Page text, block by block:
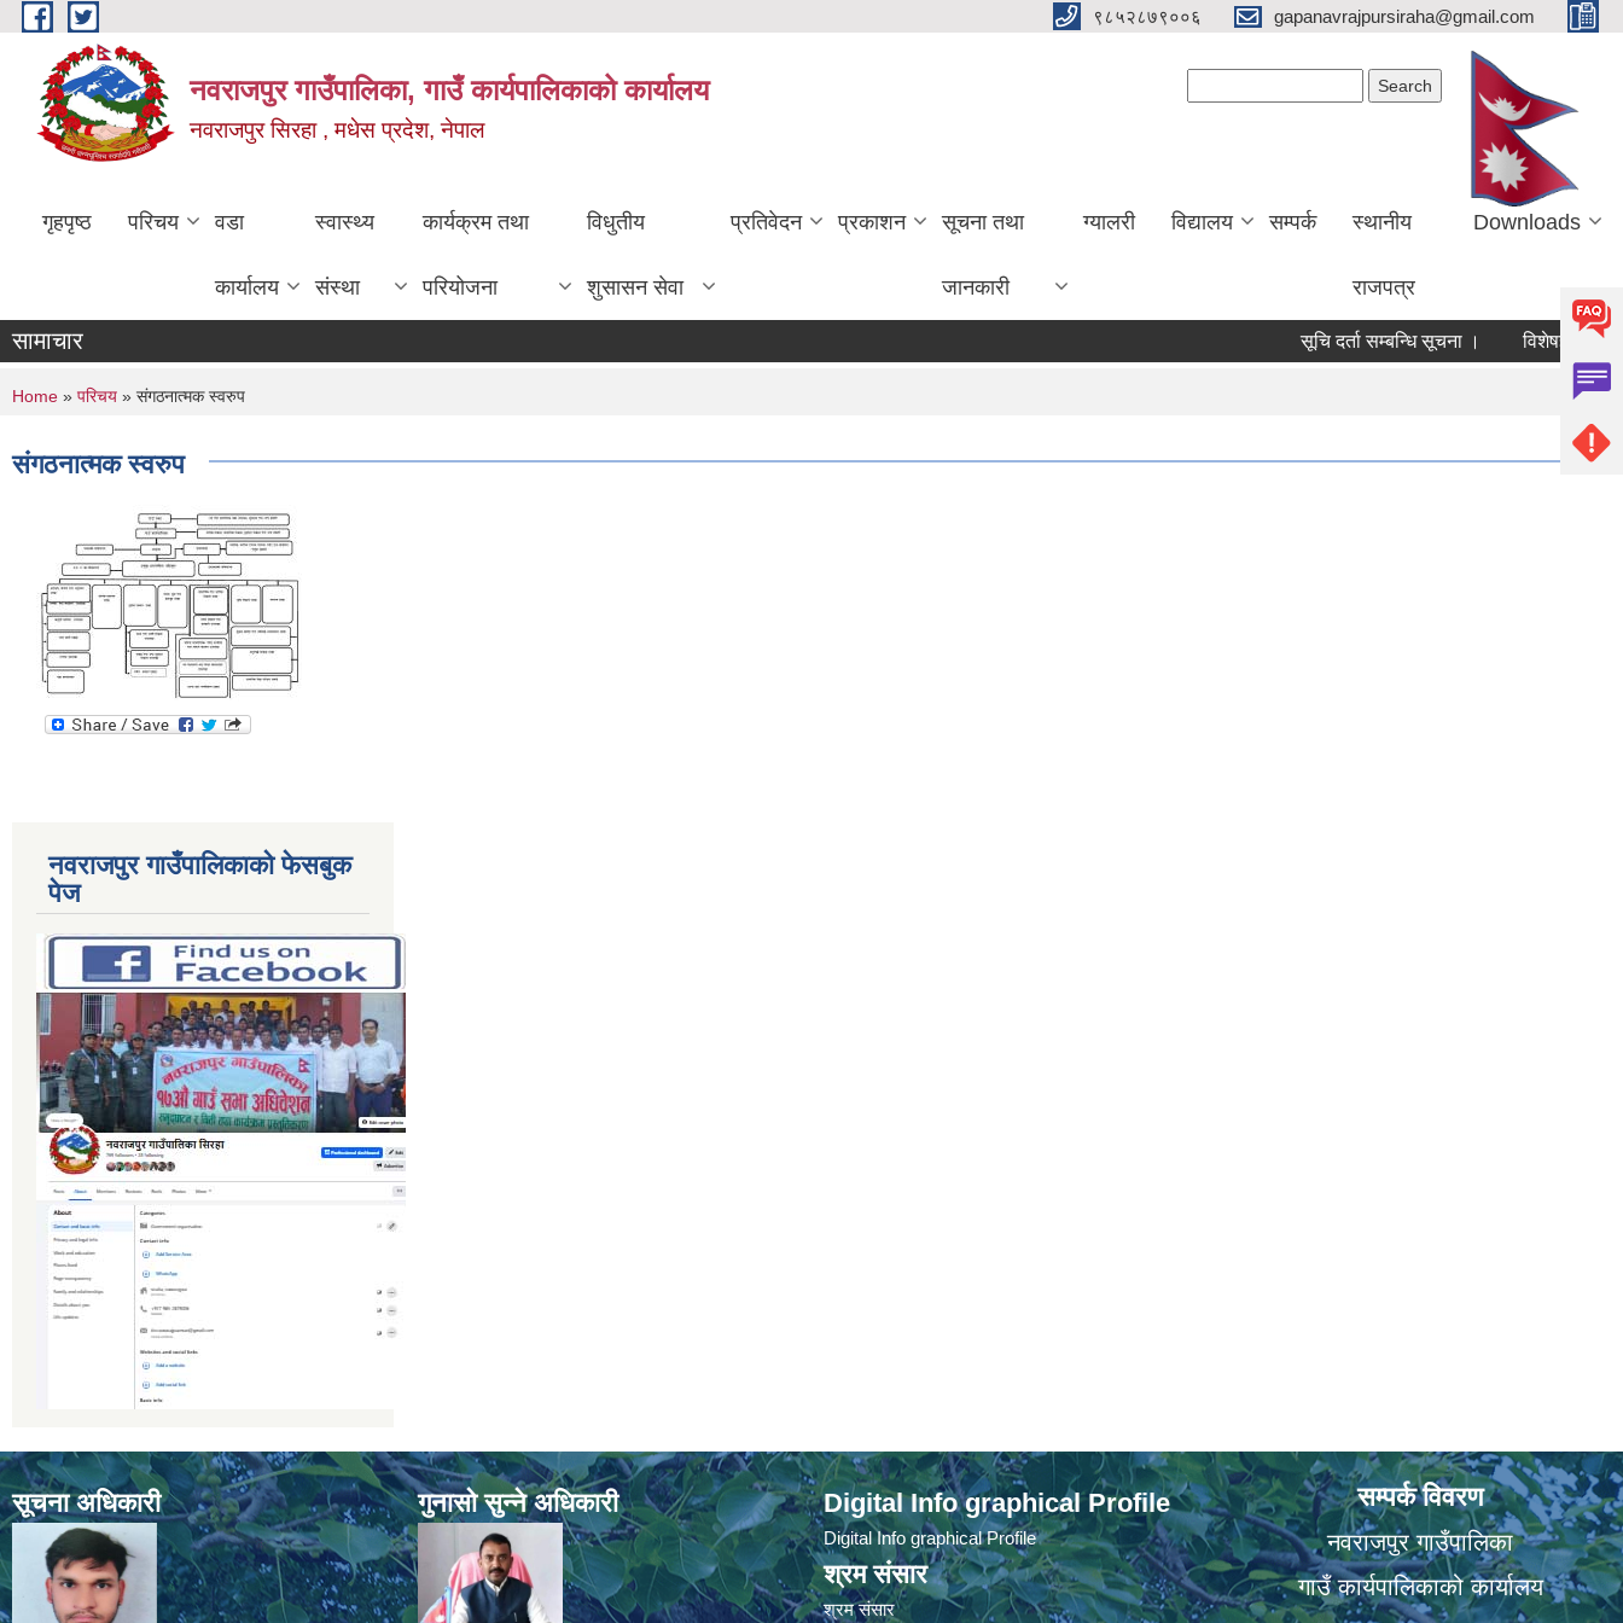
Skip to main content ९८५२८७९००६ gapanavrajpursiraha@gmail.com
नवराजपुर गाउँपालिका, गाउँ कार्यपालिकाको कार्यालय
नवराजपुर सिरहा , मधेस प्रदेश, नेपाल
गृहपृष्ठ परिचय वडा
कार्यालय
स्वास्थ्य
संस्था
कार्यक्रम तथा
परियोजना
विधुतीय
शुसासन सेवा
प्रतिवेदन प्रकाशन सूचना तथा
जानकारी
ग्यालरी विद्यालय सम्पर्क स्थानीय
राजपत्र
Downloads
सामाचार सूचि दर्ता सम्बन्धि सूचना । विशेषज्ञ/ विषय
You are here
Home » परिचय » संगठनात्मक स्वरुप
संगठनात्मक स्वरुप
नवराजपुर गाउँपालिकाको फेसबुक
पेज
सूचना अधिकारी गुनासो सुन्ने अधिकारी Digital Info graphical Profile
Digital Info graphical Profile
श्रम संसार
श्रम संसार
सम्पर्क विवरण
नवराजपुर गाउँपालिका
गाउँ कार्यपालिकाको कार्यालय